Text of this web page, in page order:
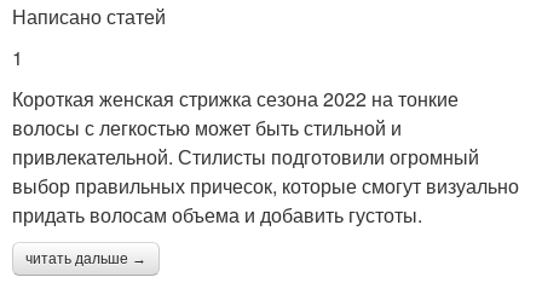
Написано статей
1
Короткая женская стрижка сезона 2022 на тонкие
волосы с легкостью может быть стильной и
привлекательной. Стилисты подготовили огромный
выбор правильных причесок, которые смогут визуально
придать волосам объема и добавить густоты.
читать дальше →